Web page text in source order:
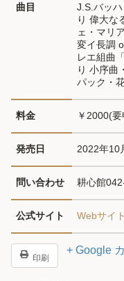
曲目
J.S.バッ
り 偉大な
ェ・マリ
変イ長調
レエ組曲
り 小序曲
パック・
料金 ￥2000(
発売日 2022年10
問い合わせ 耕心館
公式サイト Webサイ
印刷
+ Google